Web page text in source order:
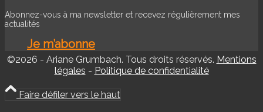
Abonnez-vous à ma newsletter et recevez régulièrement mes
actualités
Je m’abonne
©2026 - Ariane Grumbach. Tous droits réservés. Mentions
légales - Politique de confidentialité
Faire défiler vers le haut